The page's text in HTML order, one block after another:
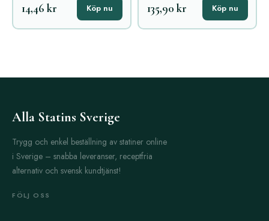
14,46 kr Köp nu 135,90 kr Köp nu
Alla Statins Sverige
Trygg och enkel beställning av statiner online
i Sverige – snabba leveranser, receptfria
alternativ och svensk kundtjänst!
FÖLJ OSS